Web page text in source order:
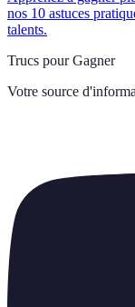
nos 10 astuces
talents.
Trucs pour Gagner
Votre source